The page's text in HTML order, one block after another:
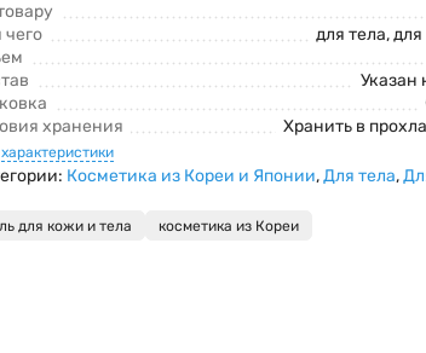
чего
для тела,
Указан
хранения
Хранить в
Косметика из Кореи и Японии,Для тела,
для кожи и тела косметика из Кореи